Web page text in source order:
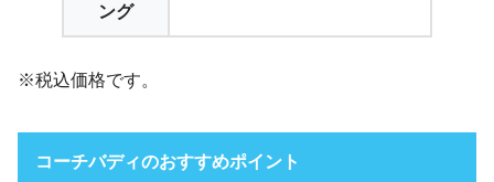
ング
※税込価格です。
コーチバディのおすすめポイント